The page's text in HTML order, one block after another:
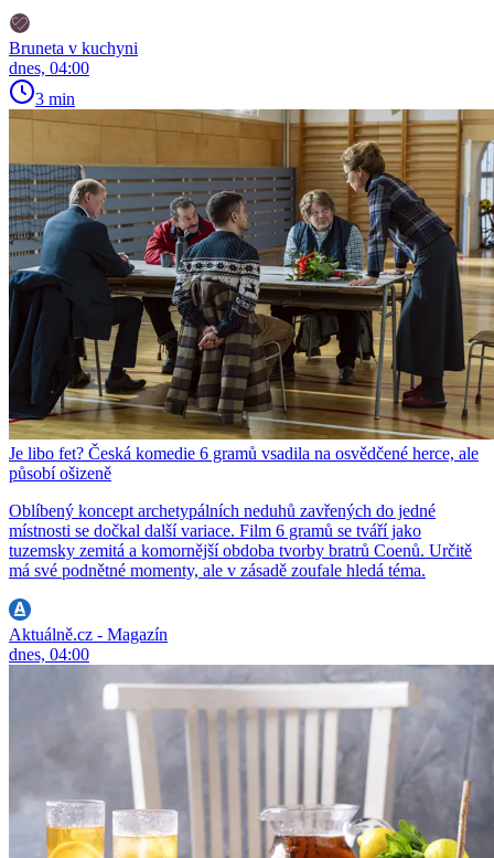
Bruneta v kuchyni
dnes, 04:00
3 min
Je libo fet? Česká komedie 6 gramů vsadila na osvědčené herce, ale
působí ošizeně
Oblíbený koncept archetypálních neduhů zavřených do jedné
místnosti se dočkal další variace. Film 6 gramů se tváří jako
tuzemsky zemitá a komornější obdoba tvorby bratrů Coenů. Určitě
má své podnětné momenty, ale v zásadě zoufale hledá téma.
Aktuálně.cz - Magazín
dnes, 04:00